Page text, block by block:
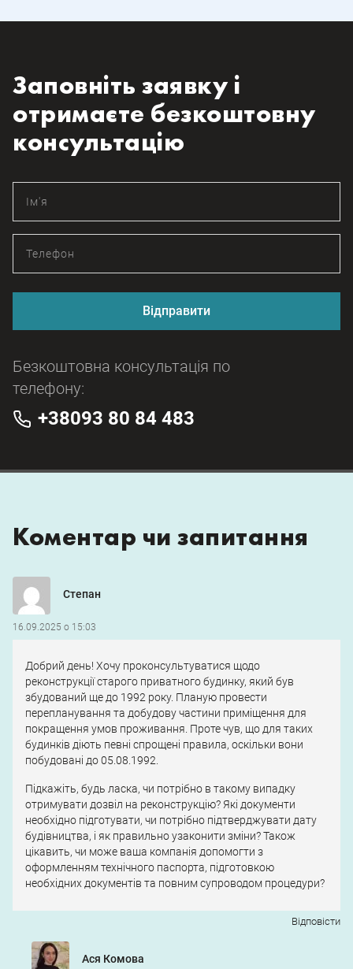
Заповніть заявку і
отримаєте безкоштовну
консультацію
Відправити
Безкоштовна консультація по
телефону:
+38093 80 84 483
Коментар чи запитання
Степан
16.09.2025 о 15:03
Добрий день! Хочу проконсультуватися щодо
реконструкції старого приватного будинку, який був
збудований ще до 1992 року. Планую провести
перепланування та добудову частини приміщення для
покращення умов проживання. Проте чув, що для таких
будинків діють певні спрощені правила, оскільки вони
побудовані до 05.08.1992.
Підкажіть, будь ласка, чи потрібно в такому випадку
отримувати дозвіл на реконструкцію? Які документи
необхідно підготувати, чи потрібно підтверджувати дату
будівництва, і як правильно узаконити зміни? Також
цікавить, чи може ваша компанія допомогти з
оформленням технічного паспорта, підготовкою
необхідних документів та повним супроводом процедури?
Відповіcти
Ася Комова